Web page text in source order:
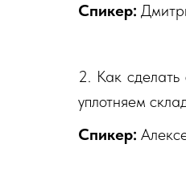
Спикер:
2. Как
уплотняем
Спикер: